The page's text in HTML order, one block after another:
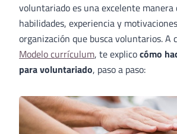
voluntariado es una excelente
habilidades, experiencia y
organización que busca voluntarios. A
Modelo currículum, te explicocómo
para voluntariado, paso a paso: